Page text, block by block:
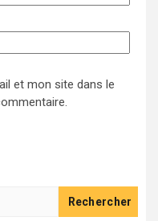
et mon site dans le